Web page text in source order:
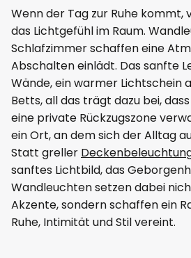
Wenn der Tag zur Ruhe
das Lichtgefühl im Raum.
Schlafzimmer schaffen eine
Abschalten einlädt. Das sanfte
Wände, ein warmer Lichtschein
Betts, all das trägt dazu bei,
eine private Rückzugszone
ein Ort, an dem sich der Alltag
Statt greller
sanftes Lichtbild, das
Wandleuchten setzen dabei
Akzente, sondern schaffen ein
Ruhe, Intimität und Stil vereint.